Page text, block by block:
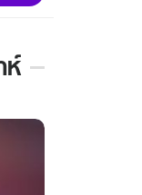
ห์